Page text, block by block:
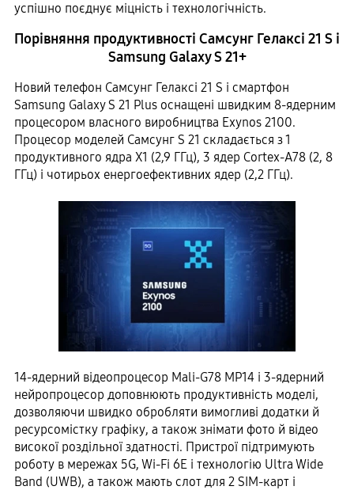
успішно поєднує міцність і технологічність.
Порівняння продуктивності Самсунг Гелаксі 21 S і
Samsung Galaxy S 21+
Новий телефон Самсунг Гелаксі 21 S і смартфон
Samsung Galaxy S 21 Plus оснащені швидким 8-ядерним
процесором власного виробництва Exynos 2100.
Процесор моделей Самсунг S 21 складається з 1
продуктивного ядра X1 (2,9 ГГц), 3 ядер Cortex-A78 (2, 8
ГГц) і чотирьох енергоефективних ядер (2,2 ГГц).
14-ядерний відеопроцесор Mali-G78 MP14 і 3-ядерний
нейропроцесор доповнюють продуктивність моделі,
дозволяючи швидко обробляти вимогливі додатки й
ресурсомістку графіку, а також знімати фото й відео
високої роздільної здатності. Пристрої підтримують
роботу в мережах 5G, Wi-Fi 6E і технологію Ultra Wide
Band (UWB), а також мають слот для 2 SIM-карт і